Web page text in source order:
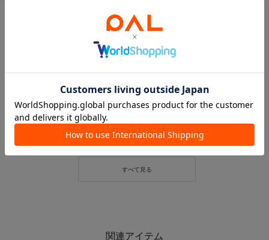
【☀️UV &暑さ対策☀️】サングラスアイテム🕶️
エビスタ西宮店
3COINS
2026.07.11
暑さ対策🩵UV対策シリーズ✨
3COINS